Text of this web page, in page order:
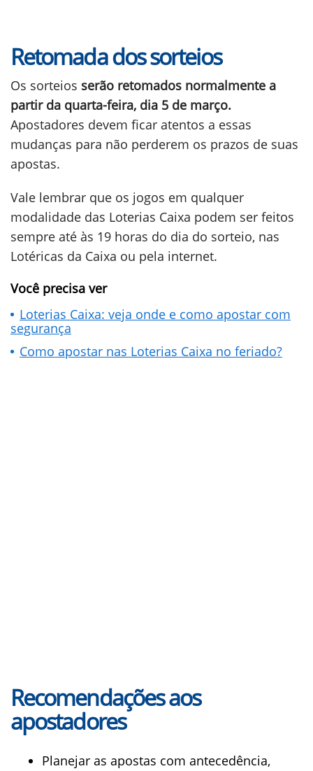
Retomada dos sorteios
Os sorteios serão retomados normalmente a
partir da quarta-feira, dia 5 de março.
Apostadores devem ficar atentos a essas
mudanças para não perderem os prazos de suas
apostas.
Vale lembrar que os jogos em qualquer
modalidade das Loterias Caixa podem ser feitos
sempre até às 19 horas do dia do sorteio, nas
Lotéricas da Caixa ou pela internet.
Você precisa ver
Loterias Caixa: veja onde e como apostar com
segurança
Como apostar nas Loterias Caixa no feriado?
Recomendações aos
apostadores
Planejar as apostas com antecedência,